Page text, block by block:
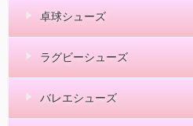
卓球シューズ
ラグビーシューズ
バレエシューズ